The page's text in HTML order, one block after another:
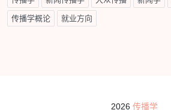
传播学概论 就业方向
2026 传播学